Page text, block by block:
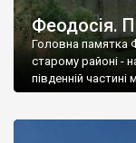
Феодосія.
Головна памятка
старому районі -
південній частині